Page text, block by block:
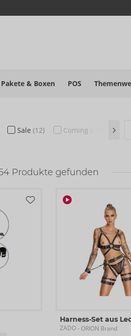
Pakete & Boxen POS
Sale (12) Coming soon (0)
Produkte gefunden
Harness-Set aus
ZADO- ORION Brand